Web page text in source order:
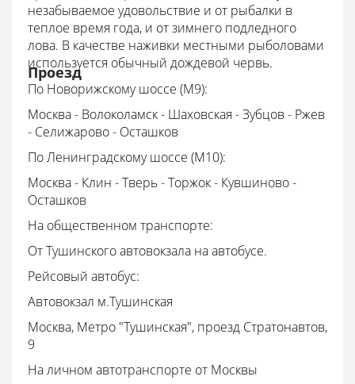
незабываемое удовольствие и от рыбалки в
теплое время года, и от зимнего подледного
лова. В качестве наживки местными рыболовами
используется обычный дождевой червь.
Проезд
По Новорижскому шоссе (М9):
Москва - Волоколамск - Шаховская - Зубцов - Ржев
- Селижарово - Осташков
По Ленинградскому шоссе (М10):
Москва - Клин - Тверь - Торжок - Кувшиново -
Осташков
На общественном транспорте:
От Тушинского автовокзала на автобусе.
Рейсовый автобус:
Автовокзал м.Тушинская
Москва, Метро "Тушинская", проезд Стратонавтов,
9
На личном автотранспорте от Москвы